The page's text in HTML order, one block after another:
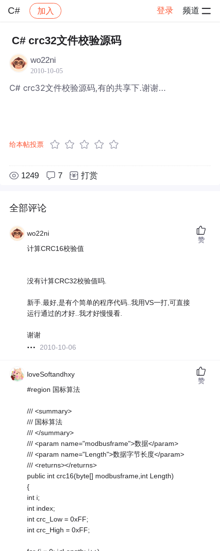
C# 加入 登录 频道
社区 C# 帖子详情
C# crc32文件校验源码
wo22ni
2010-10-05
C# crc32文件校验源码,有的共享下.谢谢...
给本帖投票
1249 7 打赏
全部评论
wo22ni
计算CRC16校验值
没有计算CRC32校验值吗.
新手.最好,是有个简单的程序代码..我用VS一打,可直接
运行通过的才好..我才好慢慢看.
谢谢
2010-10-06
赞
loveSoftandhxy
#region 国标算法
/// <summary>
/// 国标算法
/// </summary>
/// <param name="modbusframe">数据</param>
/// <param name="Length">数据字节长度</param>
/// <returns></returns>
public int crc16(byte[] modbusframe,int Length)
{
int i;
int index;
int crc_Low = 0xFF;
int crc_High = 0xFF;
赞